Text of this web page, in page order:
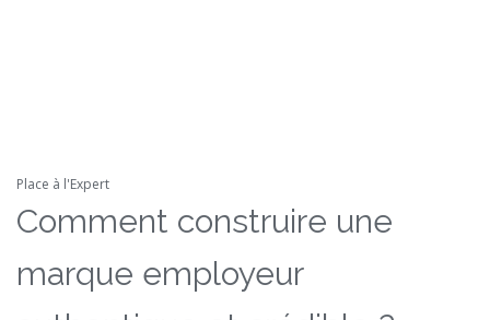
Place à l'Expert
Comment construire une
marque employeur